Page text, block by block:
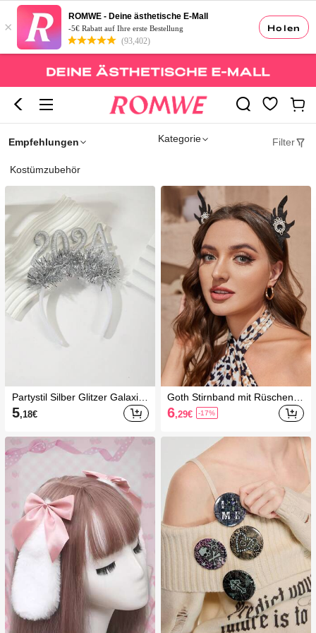
Holen
×
ROMWE - Deine ästhetische E-Mall
-5€ Rabatt auf Ihre erste Bestellung
(93,402)
Empfehlungen Kategorie Filter
Kostümzubehör
Partystil Silber Glitzer Galaxie
Blumen Silvester Haarband H
alloween
5,18€
Goth Stirnband mit Rüschen D
ekor,
6,29€ -17%